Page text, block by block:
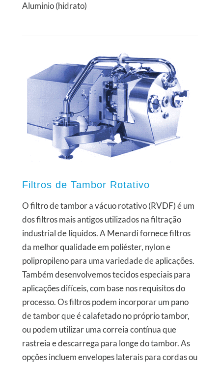
Aluminio (hidrato)
Filtros de Tambor Rotativo
O filtro de tambor a vácuo rotativo (RVDF) é um
dos filtros mais antigos utilizados na filtração
industrial de líquidos. A Menardi fornece filtros
da melhor qualidade em poliéster, nylon e
polipropileno para uma variedade de aplicações.
Também desenvolvemos tecidos especiais para
aplicações difíceis, com base nos requisitos do
processo. Os filtros podem incorporar um pano
de tambor que é calafetado no próprio tambor,
ou podem utilizar uma correia contínua que
rastreia e descarrega para longe do tambor. As
opções incluem envelopes laterais para cordas ou